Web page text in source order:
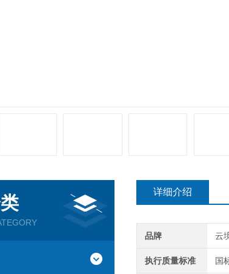
详细介绍
品牌 云
执行质量标准 国